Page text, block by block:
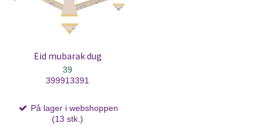
Eid mubarak dug
39
399913391
På lager i webshoppen
(13 stk.)